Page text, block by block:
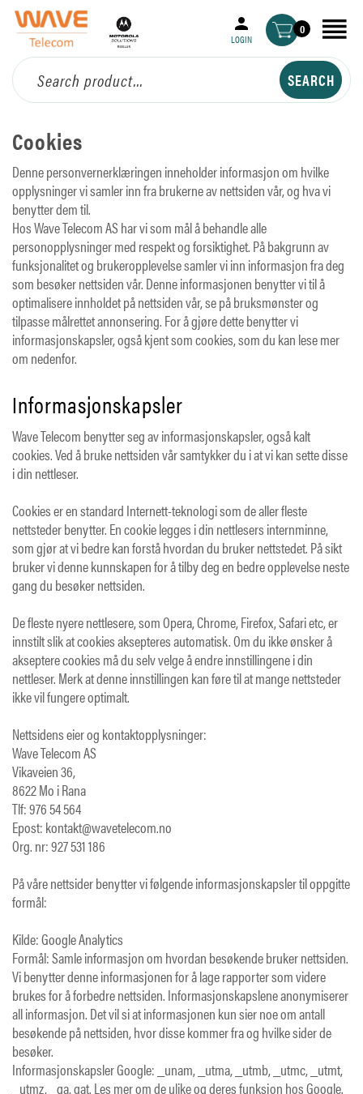
LOGIN
0
Cookies
Denne personvernerklæringen inneholder informasjon om hvilke
opplysninger vi samler inn fra brukerne av nettsiden vår, og hva vi
benytter dem til.
Hos Wave Telecom AS har vi som mål å behandle alle
personopplysninger med respekt og forsiktighet. På bakgrunn av
funksjonalitet og brukeropplevelse samler vi inn informasjon fra deg
som besøker nettsiden vår. Denne informasjonen benytter vi til å
optimalisere innholdet på nettsiden vår, se på bruksmønster og
tilpasse målrettet annonsering. For å gjøre dette benytter vi
informasjonskapsler, også kjent som cookies, som du kan lese mer
om nedenfor.
Informasjonskapsler
Wave Telecom benytter seg av informasjonskapsler, også kalt
cookies. Ved å bruke nettsiden vår samtykker du i at vi kan sette disse
i din nettleser.
Cookies er en standard Internett-teknologi som de aller fleste
nettsteder benytter. En cookie legges i din nettlesers internminne,
som gjør at vi bedre kan forstå hvordan du bruker nettstedet. På sikt
bruker vi denne kunnskapen for å tilby deg en bedre opplevelse neste
gang du besøker nettsiden.
De fleste nyere nettlesere, som Opera, Chrome, Firefox, Safari etc, er
innstilt slik at cookies aksepteres automatisk. Om du ikke ønsker å
akseptere cookies må du selv velge å endre innstillingene i din
nettleser. Merk at denne innstillingen kan føre til at mange nettsteder
ikke vil fungere optimalt.
Nettsidens eier og kontaktopplysninger:
Wave Telecom AS
Vikaveien 36,
8622 Mo i Rana
Tlf: 976 54 564
Epost: kontakt@wavetelecom.no
Org. nr: 927 531 186
På våre nettsider benytter vi følgende informasjonskapsler til oppgitte
formål:
Kilde: Google Analytics
Formål: Samle informasjon om hvordan besøkende bruker nettsiden.
Vi benytter denne informasjonen for å lage rapporter som videre
brukes for å forbedre nettsiden. Informasjonskapslene anonymiserer
all informasjon. Det vil si at informasjonen kun sier noe om antall
besøkende på nettsiden, hvor disse kommer fra og hvilke sider de
besøker.
Informasjonskapsler Google: _unam, _utma, _utmb, _utmc, _utmt,
_utmz, _ga, gat. Les mer om de ulike og deres funksjon hos Google.